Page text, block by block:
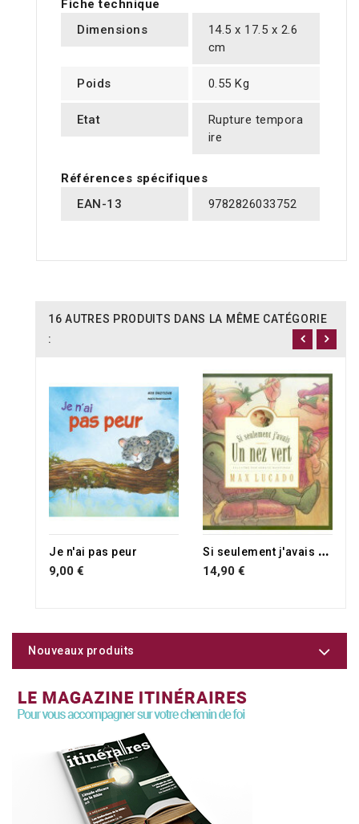
Fiche technique
Dimensions
14.5 x 17.5 x 2.6
cm
Poids 0.55 Kg
Etat
Rupture tempora
ire
Références spécifiques
EAN-13
9782826033752
16 AUTRES PRODUITS DANS LA MÊME CATÉGORIE
:
Je n'ai pas peur
9,00 €
S
i seulement j'avais un nez vert
14,90 €
Nouveaux produits